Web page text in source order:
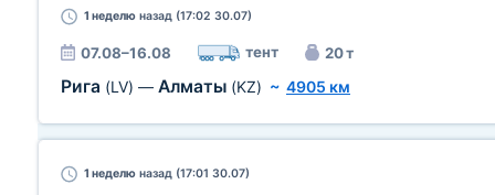
1 неделю назад (17:02 30.07)
07.08–16.08 тент 20 т
Рига (LV) — Алматы (KZ) ~ 4905 км
1 неделю назад (17:01 30.07)